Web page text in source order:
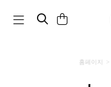
Toggle navigation
홈페이지